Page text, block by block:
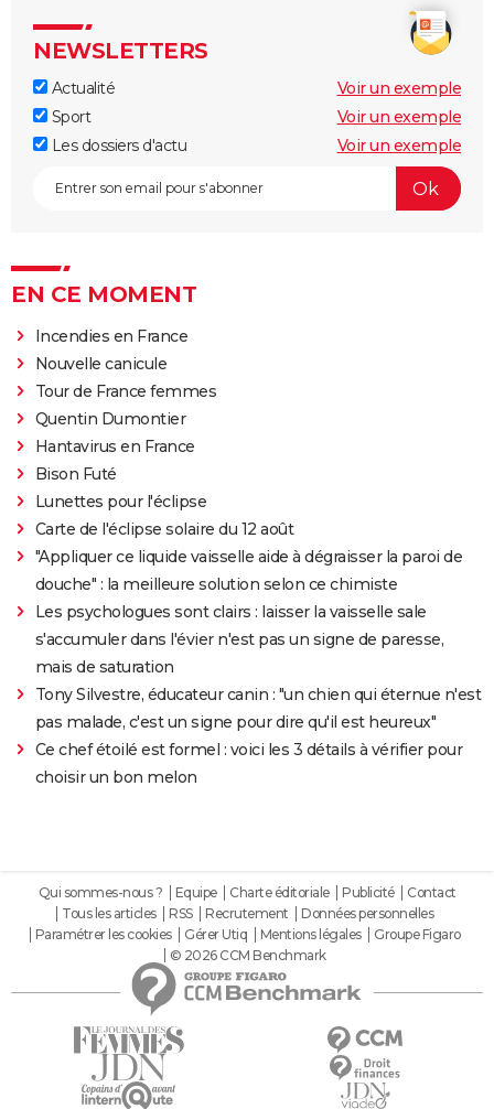
NEWSLETTERS
Actualité
Voir un exemple
Sport
Voir un exemple
Les dossiers d'actu
Voir un exemple
EN CE MOMENT
Incendies en France
Nouvelle canicule
Tour de France femmes
Quentin Dumontier
Hantavirus en France
Bison Futé
Lunettes pour l'éclipse
Carte de l'éclipse solaire du 12 août
"Appliquer ce liquide vaisselle aide à dégraisser la paroi de
douche" : la meilleure solution selon ce chimiste
Les psychologues sont clairs : laisser la vaisselle sale
s'accumuler dans l'évier n'est pas un signe de paresse,
mais de saturation
Tony Silvestre, éducateur canin : "un chien qui éternue n'est
pas malade, c'est un signe pour dire qu'il est heureux"
Ce chef étoilé est formel : voici les 3 détails à vérifier pour
choisir un bon melon
Qui sommes-nous ? Equipe Charte éditoriale Publicité
Contact
Tous les articles
RSS Recrutement
Données personnelles
Paramétrer les cookies
Gérer Utiq Mentions légales
Groupe Figaro
© 2026 CCM Benchmark